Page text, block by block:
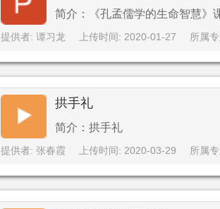
简介：《孔孟儒学的生命智慧》
提供者: 谭习龙 上传时间: 2020-01-27 所属
拱手礼
简介：拱手礼
提供者: 张春霞 上传时间: 2020-03-29 所属